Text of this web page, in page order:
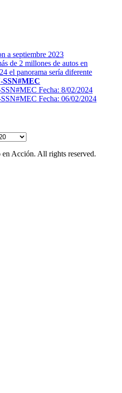
a septiembre 2023
de 2 millones de autos en
el panorama sería diferente
SSN#MEC
Fecha: 8/02/2024
Fecha: 06/02/2024
Acción. All rights reserved.